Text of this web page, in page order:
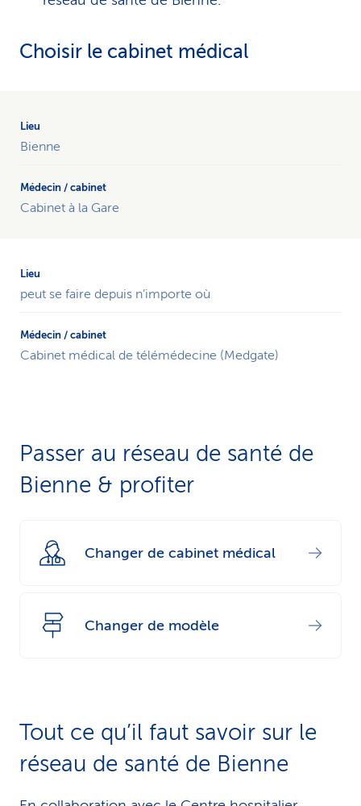
Choisir le cabinet médical
réseau
Bienne
Cabinet à la Gare
peut se faire depuis n’importe où
Cabinet médical de télémédecine (Medgate)
Passer au réseau de santé de
Bienne & profiter
Changer de cabinet médical
Changer de modèle
Tout ce qu’il faut savoir sur le
réseau de santé de Bienne